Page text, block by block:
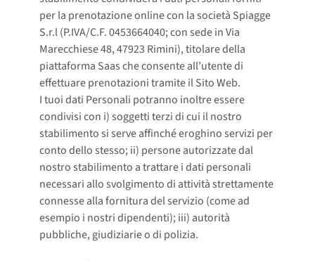
per la prenotazione online con la società Spiagge
S.r.l (P.IVA/C.F. 0453664040; con sede in Via
Marecchiese 48, 47923 Rimini), titolare della
piattaforma Saas che consente all’utente di
effettuare prenotazioni tramite il Sito Web.
I tuoi dati Personali potranno inoltre essere
condivisi con i) soggetti terzi di cui il nostro
stabilimento si serve affinché eroghino servizi per
conto dello stesso; ii) persone autorizzate dal
nostro stabilimento a trattare i dati personali
necessari allo svolgimento di attività strettamente
connesse alla fornitura del servizio (come ad
esempio i nostri dipendenti); iii) autorità
pubbliche, giudiziarie o di polizia.